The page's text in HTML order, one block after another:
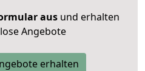
ausund erhalten
Angebote
erhalten